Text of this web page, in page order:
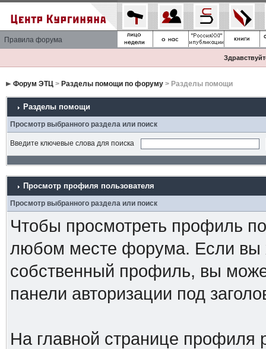
Правила форума
Форум ЭТЦ> Разделы помощи по форуму> Разделы помощи
Разделы помощи
Просмотр выбранного раздела или поиск
Введите ключевые слова для поиска
Просмотр профиля пользователя
Просмотр выбранного раздела или поиск
Чтобы просмотреть профиль
любом месте форума. Если вы
собственный профиль, вы
панели авторизации под
На главной странице профиля